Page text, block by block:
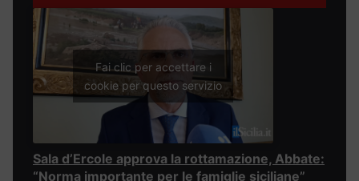
Fai clic per accettare i
cookie per questo servizio
Sala d’Ercole approva la rottamazione, Abbate:
“Norma importante per le famiglie siciliane”